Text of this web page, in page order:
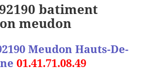
batiment
meudon
Meudon Hauts-De-
01.41.71.08.49